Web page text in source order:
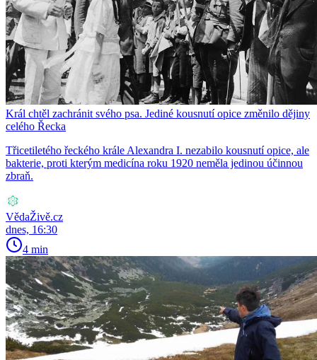
Král chtěl zachránit svého psa. Jediné kousnutí opice změnilo dějiny
celého Řecka
Třicetiletého řeckého krále Alexandra I. nezabilo kousnutí opice, ale
bakterie, proti kterým medicína roku 1920 neměla jedinou účinnou
zbraň.
VědaŽivě.cz
dnes, 16:30
4 min